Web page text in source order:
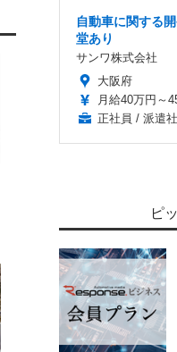
自動車に関する
堂あり
サンワ株式会社
大阪府
月給40万円～
正社員 / 派遣
ピ